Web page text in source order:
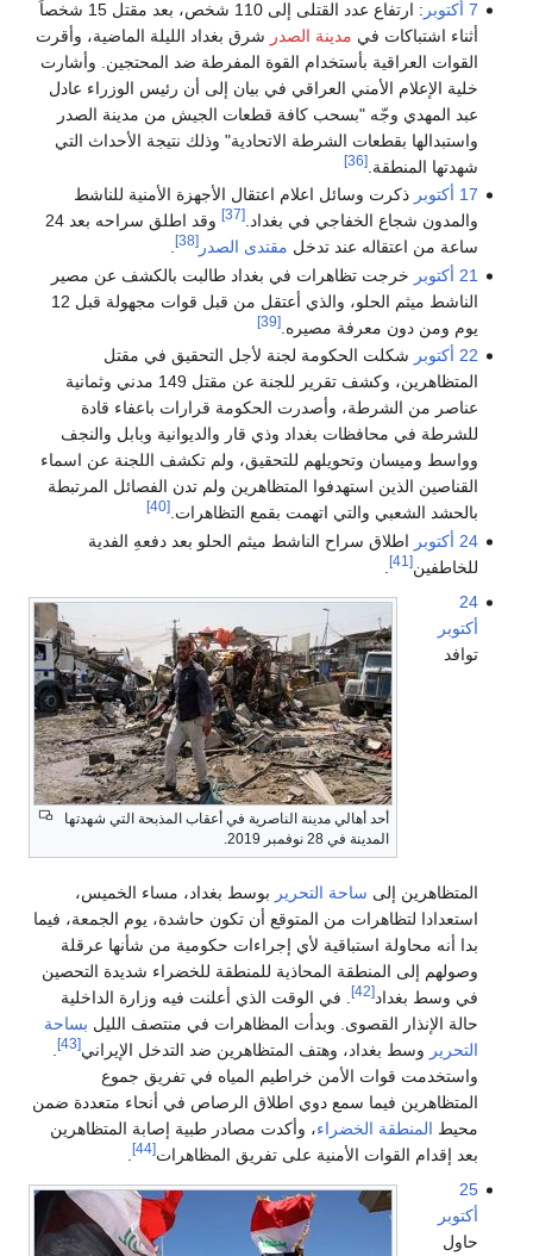
7 أكتوبر
: ارتفاع عدد القتلى إلى 110 شخص، بعد مقتل 15 شخصاً
أثناء اشتباكات في مدينة الصدر شرق بغداد الليلة الماضية، وأقرت
القوات العراقية بأستخدام القوة المفرطة ضد المحتجين. وأشارت
خلية الإعلام الأمني العراقي في بيان إلى أن رئيس الوزراء عادل
عبد المهدي وجّه "بسحب كافة قطعات الجيش من مدينة الصدر
واستبدالها بقطعات الشرطة الاتحادية" وذلك نتيجة الأحداث التي
شهدتها المنطقة.[36]
17 أكتوبر
ذكرت وسائل اعلام اعتقال الأجهزة الأمنية للناشط
والمدون شجاع الخفاجي في بغداد.[37]
وقد اطلق سراحه بعد 24
ساعة من اعتقاله عند تدخل مقتدى الصدر[38]
.
21 أكتوبر
خرجت تظاهرات في بغداد طالبت بالكشف عن مصير
الناشط ميثم الحلو، والذي أعتقل من قبل قوات مجهولة قبل 12
يوم ومن دون معرفة مصيره.[39]
22 أكتوبر
شكلت الحكومة لجنة لأجل التحقيق في مقتل
المتظاهرين، وكشف تقرير للجنة عن مقتل 149 مدني وثمانية
عناصر من الشرطة، وأصدرت الحكومة قرارات باعفاء قادة
للشرطة في محافظات بغداد وذي قار والديوانية وبابل والنجف
وواسط وميسان وتحويلهم للتحقيق، ولم تكشف اللجنة عن اسماء
القناصين الذين استهدفوا المتظاهرين ولم تدن الفصائل المرتبطة
بالحشد الشعبي والتي اتهمت بقمع التظاهرات.[40]
24 أكتوبر
اطلاق سراح الناشط ميثم الحلو بعد دفعهِ الفدية
للخاطفين[41]
أحد أهالي مدينة الناصرية في أعقاب المذبحة التي شهدتها
المدينة في 28 نوفمبر 2019.
24
أكتوبر
توافد
المتظاهرين إلى ساحة التحرير بوسط بغداد، مساء الخميس،
استعدادا لتظاهرات من المتوقع أن تكون حاشدة، يوم الجمعة، فيما
بدا أنه محاولة استباقية لأي إجراءات حكومية من شأنها عرقلة
وصولهم إلى المنطقة المحاذية للمنطقة للخضراء شديدة التحصين
في وسط بغداد[42]
. في الوقت الذي أعلنت فيه وزارة الداخلية
حالة الإنذار القصوى. وبدأت المظاهرات في منتصف الليل بساحة
التحرير وسط بغداد، وهتف المتظاهرين ضد التدخل الإيراني[43]
واستخدمت قوات الأمن خراطيم المياه في تفريق جموع
المتظاهرين فيما سمع دوي اطلاق الرصاص في أنحاء متعددة ضمن
محيط المنطقة الخضراء، وأكدت مصادر طبية إصابة المتظاهرين
بعد إقدام القوات الأمنية على تفريق المظاهرات[44]
25
أكتوبر
حاول